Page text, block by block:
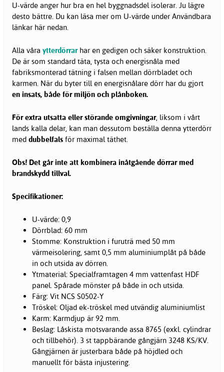
U-värde anger hur bra en hel byggnadsdel isolerar. Ju lägre
desto bättre. Du kan läsa mer om U-värde under Användbara
länkar här nedan.
Alla våra ytterdörrarhar en gedigen och säker konstruktion.
De är som standard täta, tysta och energisnåla med
fabriksmonterad tätning i falsen mellan dörrbladet och
karmen. När du byter till en energisnålare dörr har du gjort
en insats, både för miljön och plånboken.
För extra utsatta eller störande omgivningar, liksom i vårt
lands kalla delar, kan man dessutom beställa denna ytterdörr
med dubbelfals för maximal täthet.
Obs! Det går inte att kombinera inåtgående dörrar med
brandskydd tillval.
Specifikationer:
U-värde: 0,9
Dörrblad: 60 mm
Stomme: Konstruktion i furuträ med 50 mm
värmeisolering, samt 0,5 mm aluminiumplåt på både
in och utsida av dörren.
Ytmaterial: Specialframtagen 4 mm vattenfast HDF
panel. Spårade mönster på både in och utsida.
Färg: Vit NCS S0502-Y
Tröskel: Oljad ek-tröskel med utvändig aluminiumlist
Karm: Karmdjup är 92 mm.
Beslag: Låskista motsvarande assa 8765 (exkl. cylindrar
och tillbehör). 3 st tappbärande gångjärn 3248 KS/KV.
Gångjärnen är justerbara både på höjdled och
manuellt för bästa injustering.